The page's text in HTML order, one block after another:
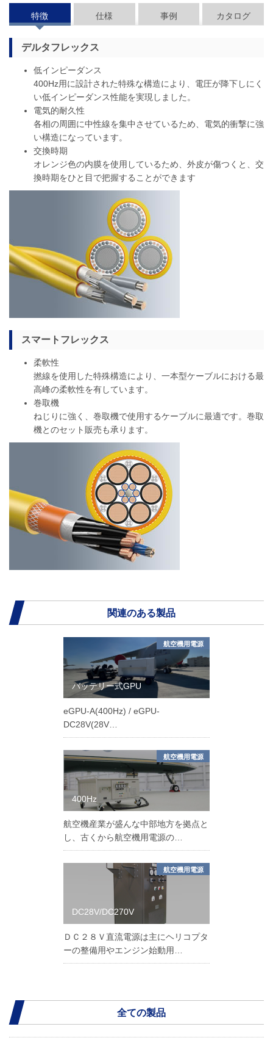
特徴 仕様 事例 カタログ
デルタフレックス
低インピーダンス
400Hz用に設計された特殊な構造により、電圧が降下しにく
い低インピーダンス性能を実現しました。
電気的耐久性
各相の周囲に中性線を集中させているため、電気的衝撃に強
い構造になっています。
交換時期
オレンジ色の内膜を使用しているため、外皮が傷つくと、交
換時期をひと目で把握することができます
スマートフレックス
柔軟性
撚線を使用した特殊構造により、一本型ケーブルにおける最
高峰の柔軟性を有しています。
巻取機
ねじりに強く、巻取機で使用するケーブルに最適です。巻取
機とのセット販売も承ります。
関連のある製品
航空機用電源
バッテリー式GPU
eGPU-A(400Hz) / eGPU-
DC28V(28V…
航空機用電源
400Hz
航空機産業が盛んな中部地方を拠点と
し、古くから航空機用電源の…
航空機用電源
DC28V/DC270V
ＤＣ２８Ｖ直流電源は主にヘリコプタ
ーの整備用やエンジン始動用…
全ての製品